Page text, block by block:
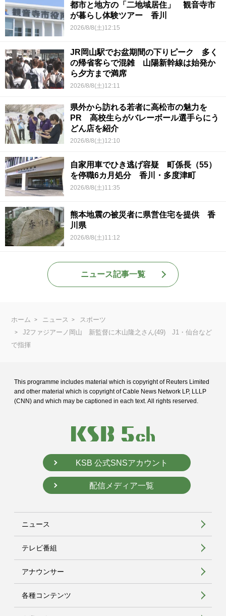
都市と地方の「二地域居住」 観音寺市
が暮らし体験ツアー 香川
2026/8/8(土)12:15
JR岡山駅でお盆期間の下りピーク 多く
の帰省客らで混雑 山陽新幹線は始発か
ら夕方まで満席
2026/8/8(土)12:11
県外から訪れる若者に高松市の魅力を
PR 高校生らがバレーボール選手らにう
どん店を紹介
2026/8/8(土)12:10
自家用車でひき逃げ容疑 町係長（55）
を停職6カ月処分 香川・多度津町
2026/8/8(土)11:35
熊本地震の被災者に県営住宅を提供 香
川県
2026/8/8(土)11:12
ニュース記事一覧
ホーム ニュース
スポーツ
J2ファジアーノ岡山 新監督に木山隆之さん(49) J1・仙台など
で指揮
This programme includes material which is copyright of Reuters Limited
and other material which is copyright of Cable News Network LP, LLLP
(CNN) and which may be captioned in each text. All rights reserved.
KSB 公式SNSアカウント
配信メディア一覧
ニュース
テレビ番組
アナウンサー
各種コンテンツ